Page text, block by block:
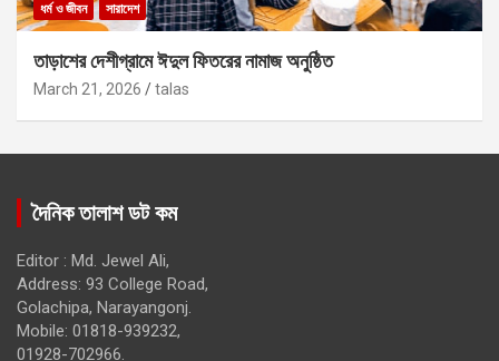
ধর্ম ও জীবন সারাদেশ
তাড়াশের দেশীগ্রামে ঈদুল ফিতরের নামাজ অনুষ্ঠিত
March 21, 2026 talas
দৈনিক তালাশ ডট কম
Editor : Md. Jewel Ali,
Address: 93 College Road,
Golachipa, Narayangonj.
Mobile: 01818-939232,
01928-702966.